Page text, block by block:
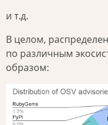
и т.д.
В целом,
по различным
образом: